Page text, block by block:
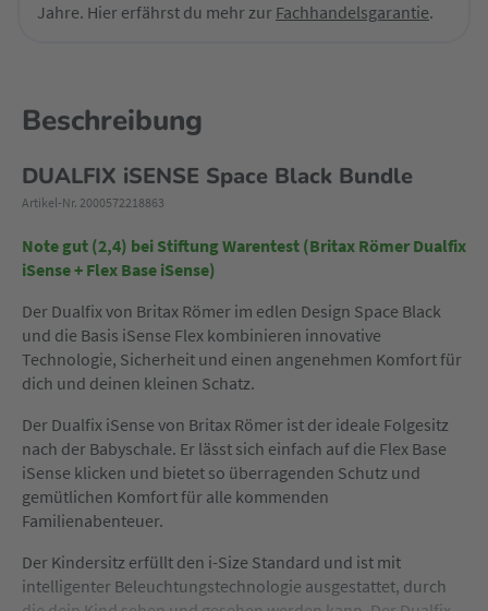
Jahre. Hier erfährst du mehr zur Fachhandelsgarantie.
Beschreibung
DUALFIX iSENSE Space Black Bundle
Artikel-Nr. 2000572218863
Note gut (2,4) bei Stiftung Warentest (Britax Römer Dualfix
iSense + Flex Base iSense)
Der Dualfix von Britax Römer im edlen Design Space Black
und die Basis iSense Flex kombinieren innovative
Technologie, Sicherheit und einen angenehmen Komfort für
dich und deinen kleinen Schatz.
Der Dualfix iSense von Britax Römer ist der ideale Folgesitz
nach der Babyschale. Er lässt sich einfach auf die Flex Base
iSense klicken und bietet so überragenden Schutz und
gemütlichen Komfort für alle kommenden
Familienabenteuer.
Der Kindersitz erfüllt den i-Size Standard und ist mit
intelligenter Beleuchtungstechnologie ausgestattet, durch